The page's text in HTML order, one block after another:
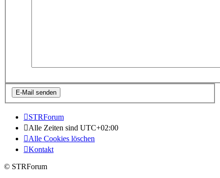
STRForum
Alle Zeiten sind UTC+02:00
Alle Cookies löschen
Kontakt
© STRForum